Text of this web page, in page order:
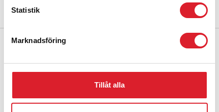
Statistik
Marknadsföring
Tillåt alla